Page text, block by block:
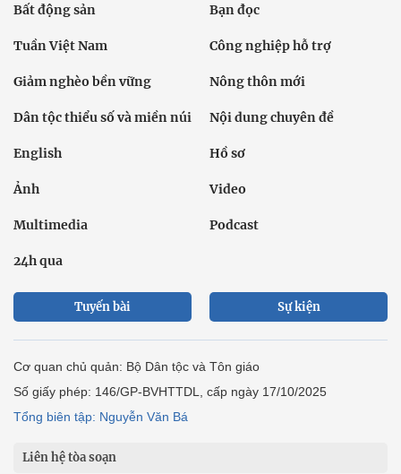
Bất động sản Bạn đọc
Tuần Việt Nam Công nghiệp hỗ trợ
Giảm nghèo bền vững Nông thôn mới
Dân tộc thiểu số và miền núi Nội dung chuyên đề
English Hồ sơ
Ảnh Video
Multimedia Podcast
24h qua
Tuyến bài Sự kiện
Cơ quan chủ quản: Bộ Dân tộc và Tôn giáo
Số giấy phép: 146/GP-BVHTTDL, cấp ngày 17/10/2025
Tổng biên tập: Nguyễn Văn Bá
Liên hệ tòa soạn